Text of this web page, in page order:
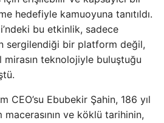
hedefiyle kamuoyuna tanıtıldı.
bu etkinlik, sadece
sergilendiği bir platform değil,
mirasın teknolojiyle buluştuğu
CEO’su Ebubekir Şahin, 186 yıl
ve köklü tarihinin,